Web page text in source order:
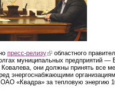
пресс-релизу(link is external)
областного
муниципальных предприятий —
они должны принять все
энергоснабжающими
ОАО «Квадра» за тепловую энергию